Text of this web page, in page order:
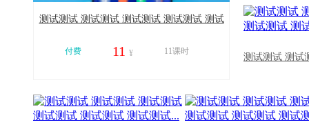
测试测试 测试测试 测试测试 测试测试 测试
付费 11 ¥
11课时
测试测试 测试